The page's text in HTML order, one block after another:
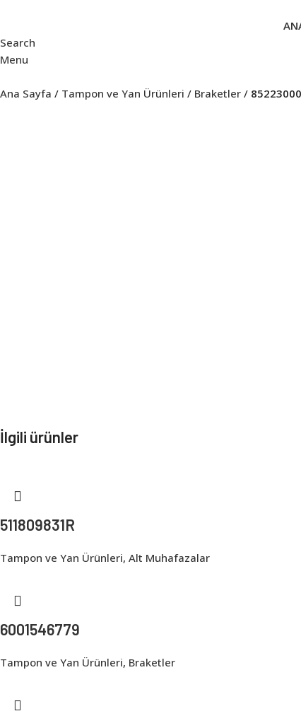
Search
Menu
Ana Sayfa Tampon ve Yan Ürünleri Braketler
İlgili ürünler
511809831R
Tampon ve Yan Ürünleri, Alt Muhafazalar
6001546779
Tampon ve Yan Ürünleri, Braketler